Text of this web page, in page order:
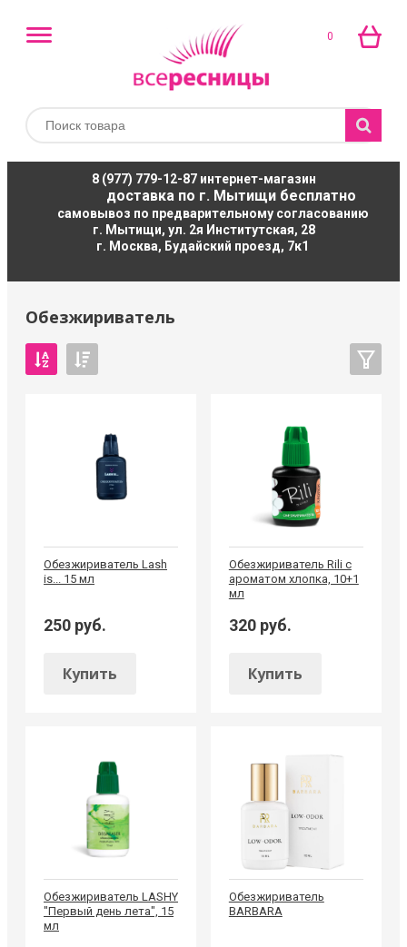
0
8 (977) 779-12-87интернет-магазин
доставка по г. Мытищи бесплатно
самовывоз по предварительному согласованию
г. Мытищи, ул. 2я Институтская, 28
г. Москва, Будайский проезд, 7к1
Обезжириватель
Обезжириватель Lash
is... 15 мл
250 руб.
Купить
Обезжириватель Rili с
ароматом хлопка, 10+1
мл
320 руб.
Купить
Обезжириватель LASHY
"Первый день лета", 15
мл
Обезжириватель
BARBARA